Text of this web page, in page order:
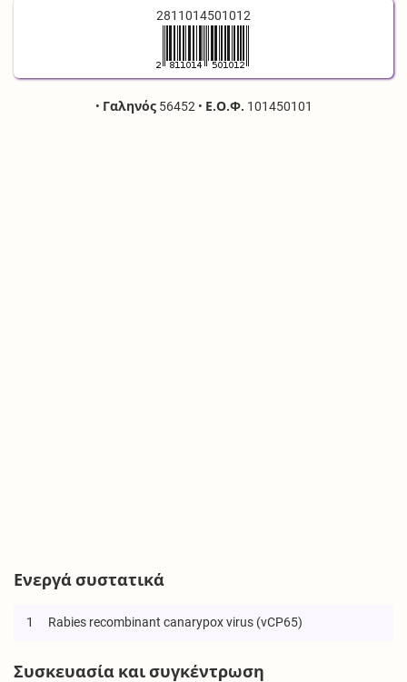
2811014501012
• Γαληνός56452 • Ε.Ο.Φ. 101450101
Ενεργά συστατικά
1 Rabies recombinant canarypox virus (vCP65)
Συσκευασία και συγκέντρωση